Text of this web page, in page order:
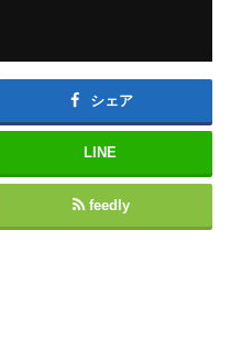
シェア
LINE
feedly